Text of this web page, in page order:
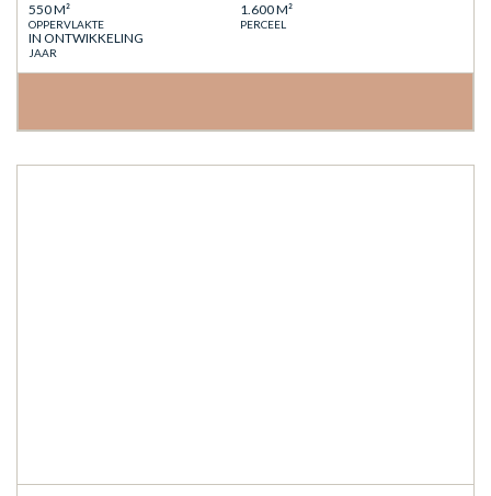
550 M²
OPPERVLAKTE
1.600 M²
PERCEEL
IN ONTWIKKELING
JAAR